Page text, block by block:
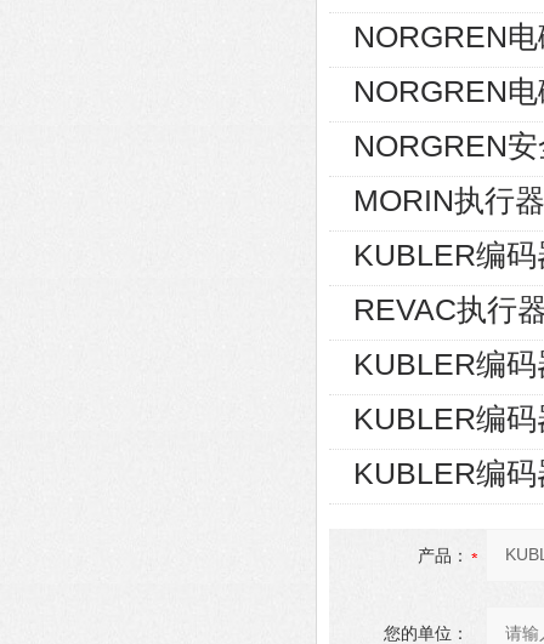
NORGREN
NORGREN
NORGREN
MORIN执行
KUBLER编
REVAC执行
KUBLER编
KUBLER编
KUBLER编
产品：
您的单位：